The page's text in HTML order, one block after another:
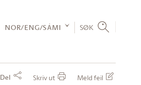
NOR/ENG/SÁMI SØK
Del Skriv ut Meld feil